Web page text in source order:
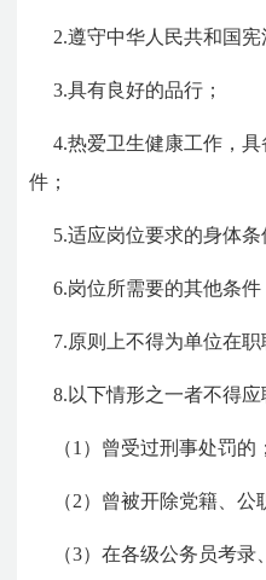
2.遵守中华人民共和国宪
3.具有良好的品行；
4.热爱卫生健康工作，
件；
5.适应岗位要求的身体条
6.岗位所需要的其他条件
7.原则上不得为单位在职
8.以下情形之一者不得应
（1）曾受过刑事处罚的；
（2）曾被开除党籍、公
（3）在各级公务员考